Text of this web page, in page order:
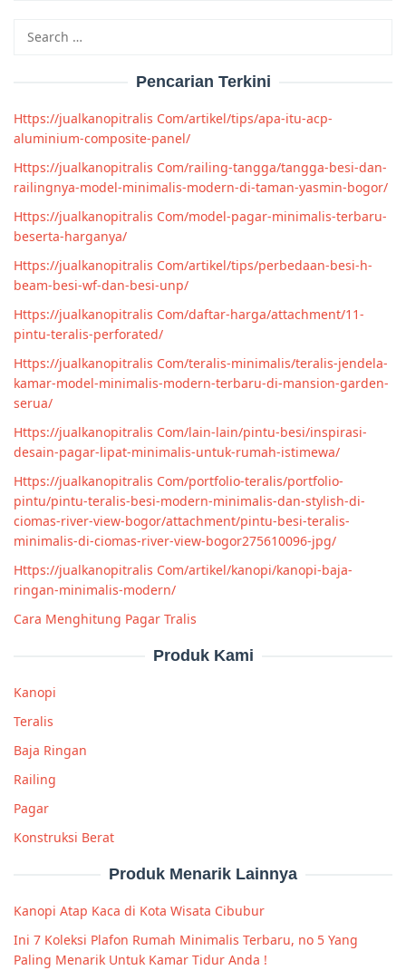
for:
Pencarian Terkini
Https://jualkanopitralis Com/artikel/tips/apa-itu-acp-
aluminium-composite-panel/
Https://jualkanopitralis Com/railing-tangga/tangga-besi-dan-
railingnya-model-minimalis-modern-di-taman-yasmin-bogor/
Https://jualkanopitralis Com/model-pagar-minimalis-terbaru-
beserta-harganya/
Https://jualkanopitralis Com/artikel/tips/perbedaan-besi-h-
beam-besi-wf-dan-besi-unp/
Https://jualkanopitralis Com/daftar-harga/attachment/11-
pintu-teralis-perforated/
Https://jualkanopitralis Com/teralis-minimalis/teralis-jendela-
kamar-model-minimalis-modern-terbaru-di-mansion-garden-
serua/
Https://jualkanopitralis Com/lain-lain/pintu-besi/inspirasi-
desain-pagar-lipat-minimalis-untuk-rumah-istimewa/
Https://jualkanopitralis Com/portfolio-teralis/portfolio-
pintu/pintu-teralis-besi-modern-minimalis-dan-stylish-di-
ciomas-river-view-bogor/attachment/pintu-besi-teralis-
minimalis-di-ciomas-river-view-bogor275610096-jpg/
Https://jualkanopitralis Com/artikel/kanopi/kanopi-baja-
ringan-minimalis-modern/
Cara Menghitung Pagar Tralis
Produk Kami
Kanopi
Teralis
Baja Ringan
Railing
Pagar
Konstruksi Berat
Produk Menarik Lainnya
Kanopi Atap Kaca di Kota Wisata Cibubur
Ini 7 Koleksi Plafon Rumah Minimalis Terbaru, no 5 Yang
Paling Menarik Untuk Kamar Tidur Anda !